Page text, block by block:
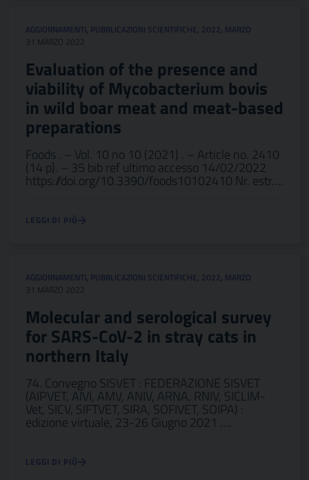
AGGIORNAMENTI, PUBBLICAZIONI SCIENTIFICHE, 2022, MARZO
31 MARZO 2022
Evaluation of the presence and
viability of Mycobacterium bovis
in wild boar meat and meat-based
preparations
Foods . – Vol. 10 no 10 (2021) . – Article no. 2410
(14 p). – 35 bib ref ultimo accesso 14/02/2022
https://doi.org/10.3390/foods10102410 Nr. estr….
LEGGI DI PIÙ
AGGIORNAMENTI, PUBBLICAZIONI SCIENTIFICHE, 2022, MARZO
31 MARZO 2022
Molecular and serological survey
for SARS-CoV-2 in stray cats in
northern Italy
74. Convegno SISVET : FEDERAZIONE SISVET
(AIPVET, AIVI, AMV, ANIV, ARNA, RNIV, SICLIM-
Vet, SICV, SIFTVET, SIRA, SOFIVET, SOIPA) :
edizione virtuale, 23-26 Giugno 2021 ….
LEGGI DI PIÙ